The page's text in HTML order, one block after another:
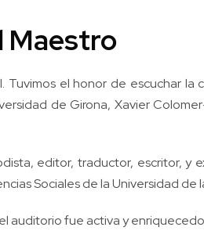
Maestro
el honor de escuchar la
de Girona, Xavier
editor, traductor, escritor, y
Sociales de la Universidad de
auditorio fue activa y